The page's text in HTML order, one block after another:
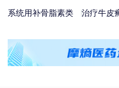
系统用补骨脂素类 治疗牛皮